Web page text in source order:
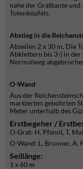
nahe der Gratkante
Totenköpfels.
Abstieg in die
Abseilen 2 x 30 m. Die
Abklettern bis 3-) in der
Normalweg
O-Wand
Aus der
markierten gebohrten
Meter unterhalb des
Erstbegeher /
O-Grat: H. Pfannl, T.
O-Wand: L. Brunner, A.
Seillänge:
1 x 60 m